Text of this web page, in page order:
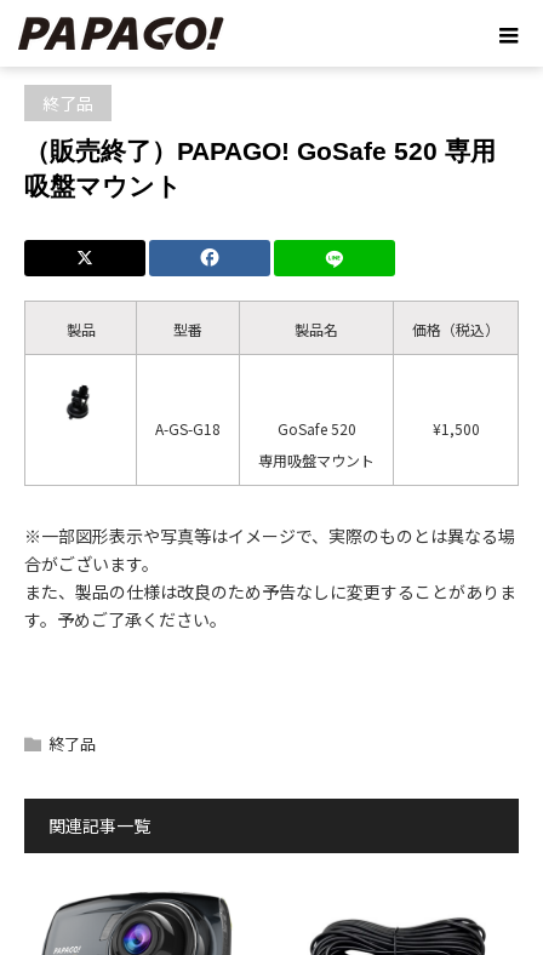
ブログ 終了品 （販売終了）PAPAGO! GoSafe 520 専用
吸盤マウント
終了品
（販売終了）PAPAGO! GoSafe 520 専用
吸盤マウント
製品 型番 製品名 価格（税込）
A-GS-G18
GoSafe 520
専用吸盤マウント
¥1,500
※一部図形表示や写真等はイメージで、実際のものとは異なる場
合がございます。
また、製品の仕様は改良のため予告なしに変更することがありま
す。予めご了承ください。
終了品
関連記事一覧